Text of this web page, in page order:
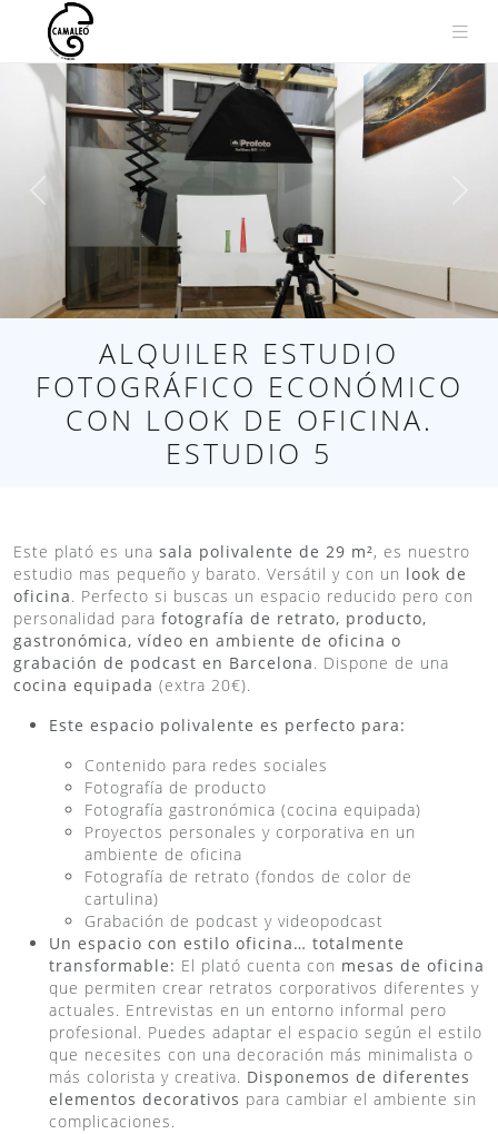
Saltar
contenido
Anterior
ALQUILER ESTUDIO
FOTOGRÁFICO ECONÓMICO
CON LOOK DE OFICINA.
ESTUDIO 5
Este plató es una sala polivalente de 29 m², es nuestro
estudio mas pequeño y barato. Versátil y con un look de
oficina. Perfecto si buscas un espacio reducido pero con
personalidad para fotografía de retrato, producto,
gastronómica, vídeo en ambiente de oficina o
grabación de podcast en Barcelona. Dispone de una
cocina equipada (extra 20€).
Este espacio polivalente es perfecto para:
Contenido para redes sociales
Fotografía de producto
Fotografía gastronómica (cocina equipada)
Proyectos personales y corporativa en un
ambiente de oficina
Fotografía de retrato (fondos de color de
cartulina)
Grabación de podcast y videopodcast
Un espacio con estilo oficina… totalmente
transformable: El plató cuenta con mesas de oficina
que permiten crear retratos corporativos diferentes y
actuales. Entrevistas en un entorno informal pero
profesional. Puedes adaptar el espacio según el estilo
que necesites con una decoración más minimalista o
más colorista y creativa. Disponemos de diferentes
elementos decorativos para cambiar el ambiente sin
complicaciones.